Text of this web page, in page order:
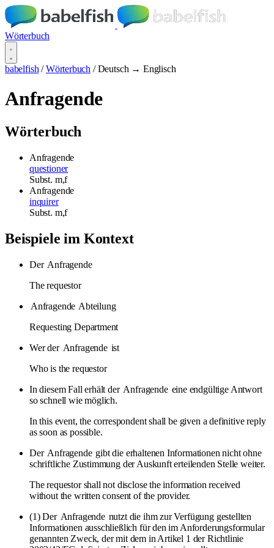
Wörterbuch
babelfish / Wörterbuch / Deutsch → Englisch
Anfragende
Wörterbuch
Anfragende
questioner
Subst. m,f
Anfragende
inquirer
Subst. m,f
Beispiele im Kontext
Der Anfragende
The requestor
Anfragende Abteilung
Requesting Department
Wer der Anfragende ist
Who is the requestor
In diesem Fall erhält der Anfragende eine endgültige Antwort
so schnell wie möglich.
In this event, the correspondent shall be given a definitive reply
as soon as possible.
Der Anfragende gibt die erhaltenen Informationen nicht ohne
schriftliche Zustimmung der Auskunft erteilenden Stelle weiter.
The requestor shall not disclose the information received
without the written consent of the provider.
(1) Der Anfragende nutzt die ihm zur Verfügung gestellten
Informationen ausschließlich für den im Anforderungsformular
genannten Zweck, der mit dem in Artikel 1 der Richtlinie